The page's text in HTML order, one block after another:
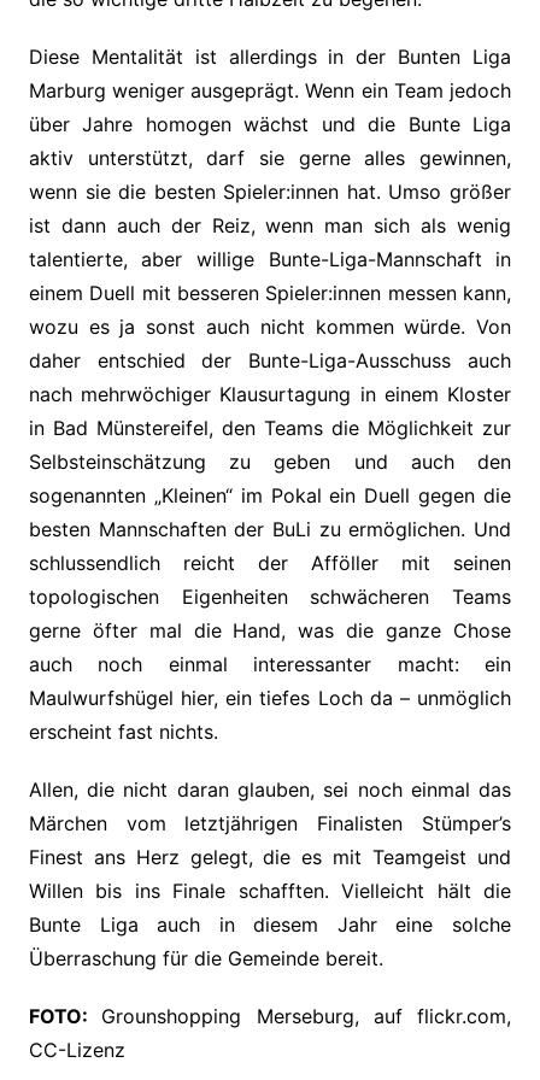
Diese Mentalität ist allerdings in der Bunten Liga
Marburg weniger ausgeprägt. Wenn ein Team jedoch
über Jahre homogen wächst und die Bunte Liga
aktiv unterstützt, darf sie gerne alles gewinnen,
wenn sie die besten Spieler:innen hat. Umso größer
ist dann auch der Reiz, wenn man sich als wenig
talentierte, aber willige Bunte-Liga-Mannschaft in
einem Duell mit besseren Spieler:innen messen kann,
wozu es ja sonst auch nicht kommen würde. Von
daher entschied der Bunte-Liga-Ausschuss auch
nach mehrwöchiger Klausurtagung in einem Kloster
in Bad Münstereifel, den Teams die Möglichkeit zur
Selbsteinschätzung zu geben und auch den
sogenannten „Kleinen“ im Pokal ein Duell gegen die
besten Mannschaften der BuLi zu ermöglichen. Und
schlussendlich reicht der Afföller mit seinen
topologischen Eigenheiten schwächeren Teams
gerne öfter mal die Hand, was die ganze Chose
auch noch einmal interessanter macht: ein
Maulwurfshügel hier, ein tiefes Loch da – unmöglich
erscheint fast nichts.
Allen, die nicht daran glauben, sei noch einmal das
Märchen vom letztjährigen Finalisten Stümper’s
Finest ans Herz gelegt, die es mit Teamgeist und
Willen bis ins Finale schafften. Vielleicht hält die
Bunte Liga auch in diesem Jahr eine solche
Überraschung für die Gemeinde bereit.
FOTO: Grounshopping Merseburg, auf flickr.com,
CC-Lizenz